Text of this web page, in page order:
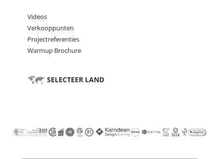
Videos
Verkooppunten
Projectreferenties
Warmup Brochure
SELECTEER LAND